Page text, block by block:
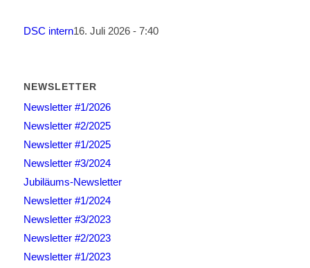
DSC intern16. Juli 2026 - 7:40
NEWSLETTER
Newsletter #1/2026
Newsletter #2/2025
Newsletter #1/2025
Newsletter #3/2024
Jubiläums-Newsletter
Newsletter #1/2024
Newsletter #3/2023
Newsletter #2/2023
Newsletter #1/2023